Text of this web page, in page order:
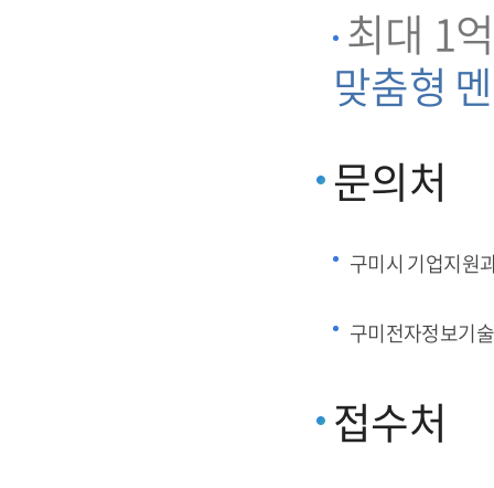
최대 1
맞춤형
문의처
구미시 기업지원
구미전자정보기
접수처